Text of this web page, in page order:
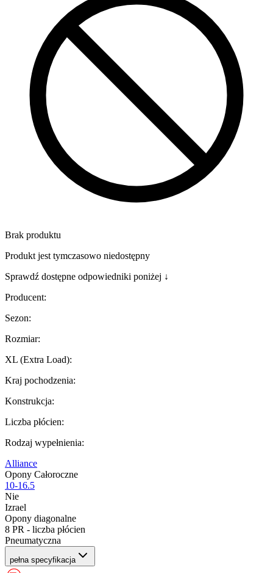
Brak produktu
Produkt jest tymczasowo niedostępny
Sprawdź dostępne odpowiedniki poniżej ↓
Producent:
Sezon:
Rozmiar:
XL (Extra Load):
Kraj pochodzenia:
Konstrukcja:
Liczba płócien:
Rodzaj wypełnienia:
Alliance
Opony Całoroczne
10-16.5
Nie
Izrael
Opony diagonalne
8 PR - liczba płócien
Pneumatyczna
pełna specyfikacja